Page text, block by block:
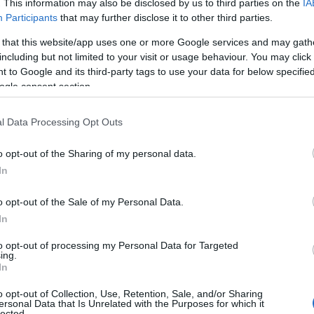
This information may also be disclosed by us to third parties on the
Participants that may further disclose it to other third parties.
that this website/app uses one or more Google services and may
but not limited to your visit or usage behaviour. You may
to Google and its third-party tags to use your data for below
consent section.
Data Processing Opt Outs
opt-out of the Sharing of my personal data.
opt-out of the Sale of my Personal Data.
opt-out of processing my Personal Data for Targeted
opt-out of Collection, Use, Retention, Sale, and/or Sharing
Data that Is Unrelated with the Purposes for which it
στην κατάσταση αυτή το Υπουργείο ζητά μέχρι 8-2-13
Μ.Ο Η/Υ ανά σύνολο μαθητών, αριθμό μαθητών που
ιδρύθηκαν, αριθμός σχολικών μονάδων που δεν υπήρξε
και τον αριθμό των διδακτικών ωρών που χάθηκαν
ότι ο Μ.Ο διδασκόντων και διδασκομένων είναι χαμηλός
για αργόμισθους και να μας απολύσουν; Να μας
Υπουργείο ωστόσο, το οποίο δεν έχει ακόμη ανακοινώσει
λήγει στις 31-1-13! Φρόντισε βέβαια να
dide.fth.sch.gr/lows/fek_2012_3437.pdf
με αποτέλεσμα
πλέον μια περιοχή μετάθεσης! Έτσι ο
το ωράριό του μέσα σε καθεστώς εργασιακής
η υποχρεωτική μετακίνηση
της εκπαίδευσης, ανεξάρτητα από οργανική θέση